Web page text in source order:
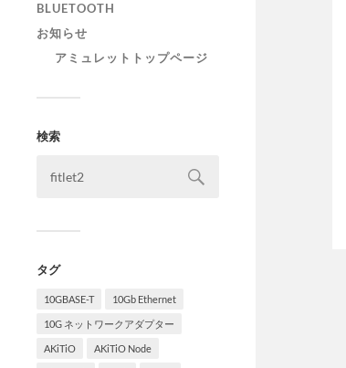
BLUETOOTH
お知らせ
アミュレットトップページ
検索
タグ
10GBASE-T 10Gb Ethernet
10G ネットワークアダプター
AKiTiO AKiTiO Node